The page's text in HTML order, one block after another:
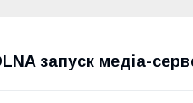
запуск медіа-